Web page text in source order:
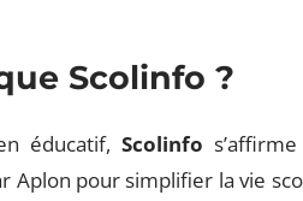
Scolinfo ?
éducatif,Scolinfo
Aplon pour simplifier la vie